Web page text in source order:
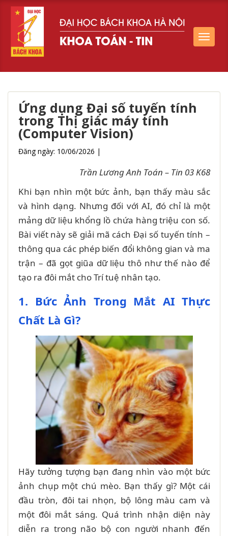
Toggle
Ứng dụng Đại số tuyến tính
trong Thị giác máy tính
(Computer Vision)
Đăng ngày: 10/06/2026 |
Trần Lương Anh Toán – Tin 03 K68
Khi bạn nhìn một bức ảnh, bạn thấy màu sắc
và hình dạng. Nhưng đối với AI, đó chỉ là một
mảng dữ liệu khổng lồ chứa hàng triệu con số.
Bài viết này sẽ giải mã cách Đại số tuyến tính –
thông qua các phép biến đổi không gian và ma
trận – đã gọt giũa dữ liệu thô như thế nào để
tạo ra đôi mắt cho Trí tuệ nhân tạo.
1. Bức Ảnh Trong Mắt AI Thực
Chất Là Gì?
Hãy tưởng tượng bạn đang nhìn vào một bức
ảnh chụp một chú mèo. Bạn thấy gì? Một cái
đầu tròn, đôi tai nhọn, bộ lông màu cam và
một đôi mắt sáng. Quá trình nhận diện này
diễn ra trong não bộ con người nhanh đến